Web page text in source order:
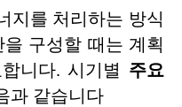
지를 처리하는 방식
구성할 때는 계획
니다. 시기별 주요
과 같습니다